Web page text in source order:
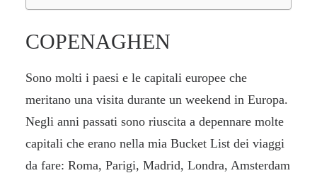
COPENAGHEN
Sono molti i paesi e le capitali europee che
meritano una visita durante un weekend in Europa.
Negli anni passati sono riuscita a depennare molte
capitali che erano nella mia Bucket List dei viaggi
da fare: Roma, Parigi, Madrid, Londra, Amsterdam